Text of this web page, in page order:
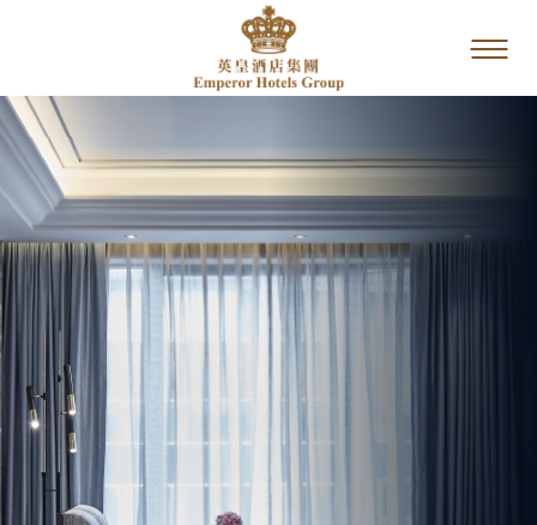
我們的品牌
推廣優惠
餐飲
服務與設施
酒店位置
聯絡我們